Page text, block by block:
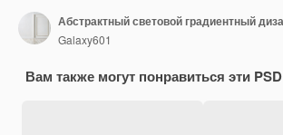
Galaxy601
Вам также могут понравиться эти PSD